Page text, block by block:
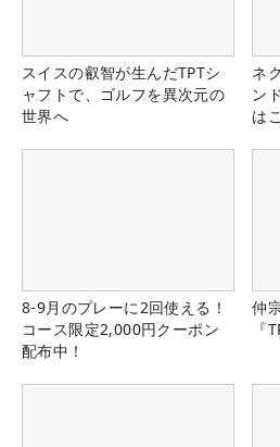
スイスの叡智が生んだTPTシ
ャフトで、ゴルフを異次元の
世界へ
ネ
ン
は
8-9月のプレーに2回使える！
コース限定2,000円クーポン
配布中！
仲
『